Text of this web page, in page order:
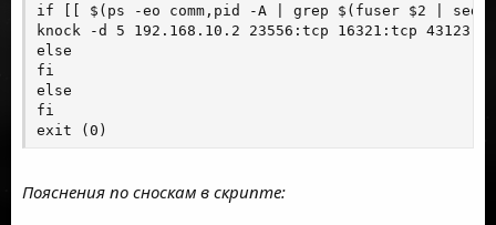
if [[ $(ps -eo comm,pid -A | grep $(fuser $2 |
knock -d 5 192.168.10.2 23556:tcp 16321:tcp
else
fi
else
fi
exit (0)
Пояснения по сноскам в скрипте: